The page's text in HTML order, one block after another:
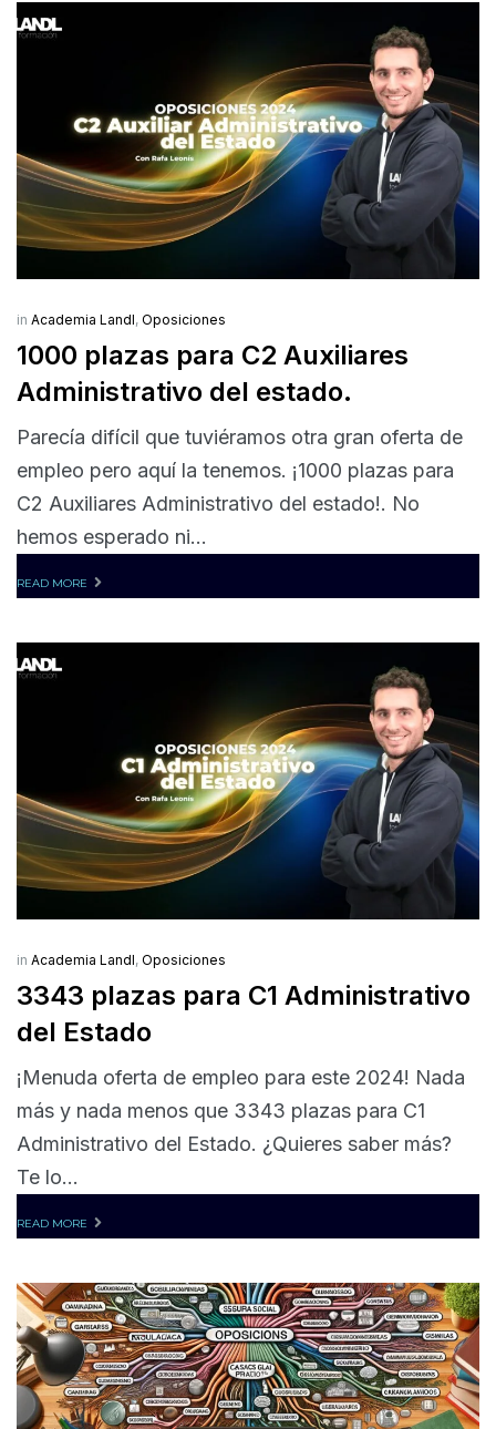
in Academia Landl, Oposiciones
1000 plazas para C2 Auxiliares
Administrativo del estado.
Parecía difícil que tuviéramos otra gran oferta de
empleo pero aquí la tenemos. ¡1000 plazas para
C2 Auxiliares Administrativo del estado!. No
hemos esperado ni...
READ MORE
in Academia Landl, Oposiciones
3343 plazas para C1 Administrativo
del Estado
¡Menuda oferta de empleo para este 2024! Nada
más y nada menos que 3343 plazas para C1
Administrativo del Estado. ¿Quieres saber más?
Te lo...
READ MORE